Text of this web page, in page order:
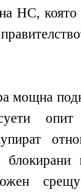
НС, която
мощна
опит
блокирани